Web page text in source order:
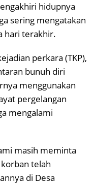
hidupnya
sering mengatakan
hari terakhir.
perkara (TKP),
bunuh diri
menggunakan
pergelangan
mengalami
masih meminta
telah
di Desa